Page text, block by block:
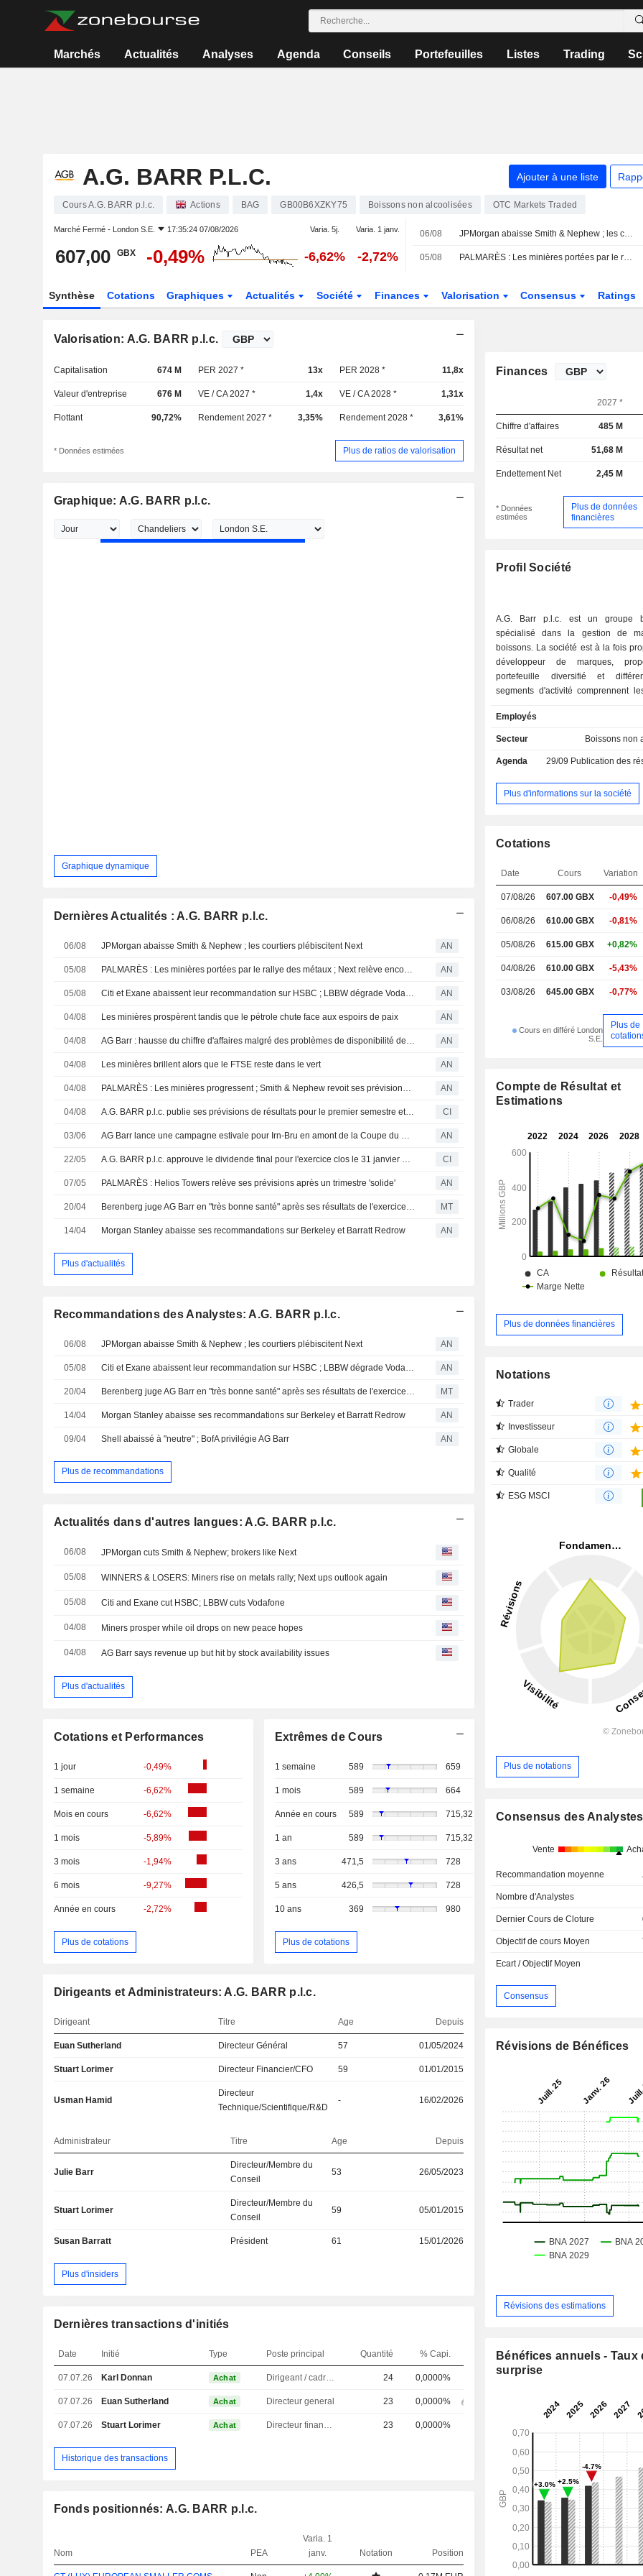
Marchés Actualités Analyses Agenda Conseils Portefeuilles Listes Trading
A.G. BARR P.L.C. Ajouter à une liste
Cours A.G. BARR p.l.c. Actions BAG GB00B6XZKY75 Boissons non alcoolisées OTC Markets Traded
Marché Fermé - London S.E. 17:35:24 07/08/2026 Varia. 5j. Varia. 1 janv.
607,00 GBX -0,49% -6,62% -2,72%
06/08 JPMorgan abaisse Smith & Nephew ; les courtiers plébiscitent Next
05/08 PALMARÈS : Les minières portées par le rallye des métaux ; Next relève encore ses prévisions
Synthèse Cotations Graphiques Actualités Société Finances Valorisation Consensus Ratings
Valorisation: A.G. BARR p.l.c.
Capitalisation 674 M PER 2027 * 13x PER 2028 * 11,8x
Valeur d'entreprise 676 M VE / CA 2027 * 1,4x VE / CA 2028 * 1,31x
Flottant 90,72% Rendement 2027 * 3,35% Rendement 2028 * 3,61%
* Données estimées Plus de ratios de valorisation
Graphique: A.G. BARR p.l.c.
Graphique dynamique
Dernières Actualités : A.G. BARR p.l.c.
06/08 JPMorgan abaisse Smith & Nephew ; les courtiers plébiscitent Next AN
05/08 PALMARÈS : Les minières portées par le rallye des métaux ; Next relève encore ses prévisions AN
05/08 Citi et Exane abaissent leur recommandation sur HSBC ; LBBW dégrade Vodafone AN
04/08 Les minières prospèrent tandis que le pétrole chute face aux espoirs de paix AN
04/08 AG Barr : hausse du chiffre d'affaires malgré des problèmes de disponibilité des stocks AN
04/08 Les minières brillent alors que le FTSE reste dans le vert AN
04/08 PALMARÈS : Les minières progressent ; Smith & Nephew revoit ses prévisions annuelles à la baisse AN
04/08 A.G. BARR p.l.c. publie ses prévisions de résultats pour le premier semestre et l'exercice 2026-2027 CI
03/06 AG Barr lance une campagne estivale pour Irn-Bru en amont de la Coupe du Monde AN
22/05 A.G. BARR p.l.c. approuve le dividende final pour l'exercice clos le 31 janvier 2026 CI
07/05 PALMARÈS : Helios Towers relève ses prévisions après un trimestre 'solide' AN
20/04 Berenberg juge AG Barr en "très bonne santé" après ses résultats de l'exercice 2026 ; recommandation d'achat réaffirmée MT
14/04 Morgan Stanley abaisse ses recommandations sur Berkeley et Barratt Redrow AN
Plus d'actualités
Recommandations des Analystes: A.G. BARR p.l.c.
06/08 JPMorgan abaisse Smith & Nephew ; les courtiers plébiscitent Next AN
05/08 AN
20/04 MT
14/04 Morgan Stanley abaisse ses recommandations sur Berkeley et Barratt Redrow AN
09/04 Shell abaissé à "neutre" ; BofA privilégie AG Barr AN
Plus de recommandations
Actualités dans d'autres langues: A.G. BARR p.l.c.
06/08 JPMorgan cuts Smith & Nephew; brokers like Next
05/08 WINNERS & LOSERS: Miners rise on metals rally; Next ups outlook again
05/08 Citi and Exane cut HSBC; LBBW cuts Vodafone
04/08 Miners prosper while oil drops on new peace hopes
04/08 AG Barr says revenue up but hit by stock availability issues
Plus d'actualités
Cotations et Performances
1 jour -0,49%
1 semaine -6,62%
Mois en cours -6,62%
1 mois -5,89%
3 mois -1,94%
6 mois -9,27%
Année en cours -2,72%
Plus de cotations
Extrêmes de Cours
1 semaine 589 659
1 mois 589 664
Année en cours 589 715,32
1 an 589 715,32
3 ans 471,5 728
5 ans 426,5 728
10 ans 369 980
Plus de cotations
Dirigeants et Administrateurs: A.G. BARR p.l.c.
Dirigeant Titre Age Depuis
Euan Sutherland Directeur Général 57 01/05/2024
Stuart Lorimer Directeur Financier/CFO 59 01/01/2015
Usman Hamid
Directeur
Technique/Scientifique/R&D
- 16/02/2026
Administrateur Titre Age Depuis
Julie Barr
Directeur/Membre du
Conseil
53 26/05/2023
Stuart Lorimer
Directeur/Membre du
Conseil
59 05/01/2015
Susan Barratt Président 61 15/01/2026
Plus d'insiders
Dernières transactions d'initiés
Date Initié Type Poste principal Quantité % Capi.
07.07.26 Karl Donnan Achat Dirigeant / cadre principal 24 0,0000%
07.07.26 Euan Sutherland Achat Directeur general 23 0,0000%
07.07.26 Stuart Lorimer Achat Directeur financier 23 0,0000%
Historique des transactions
Fonds positionnés: A.G. BARR p.l.c.
Nom PEA
Varia. 1
janv.
Notation Position
Finances
2027 *
Chiffre d'affaires 485 M
Résultat net 51,68 M
Endettement Net 2,45 M
* Données
estimées
Plus de données
financières
Profil Société
A.G. Barr p.l.c. est un groupe
spécialisé dans la gestion de
boissons. La société est à la fois
développeur de marques,
portefeuille diversifié et
segments d'activité comprennent
les autres produits. Ses
comprennent IRN-BRU, Rubicon,
également Barr Flavours, KA,
Tizer, Rio, The Turmeric Co.,
Fentimans. Le segment « Autres »
du porridge. Ses filiales
vente de solutions pour cocktails ;
Limited, spécialisée dans la
Drinks Limited, spécialisée dans la
Foods Ltd, spécialisée dans la
vente de boissons à l’avoine et de
distribution et la vente de boissons
Employés
Secteur Boissons non
Agenda 29/09 Publication des résultats
Plus d'informations sur la société
Cotations
Date Cours Variation
07/08/26 607.00 GBX -0,49%
06/08/26 610.00 GBX -0,81%
05/08/26 615.00 GBX +0,82%
04/08/26 610.00 GBX -5,43%
03/08/26 645.00 GBX -0,77%
Cours en différé London
S.E.
Plus de
Compte de Résultat et
Estimations
Plus de données financières
Notations
Trader
Investisseur
Globale
Qualité
ESG MSCI
Plus de notations
Consensus des Analystes
Vente
Recommandation moyenne
Nombre d'Analystes
Dernier Cours de Cloture
Objectif de cours Moyen
Ecart / Objectif Moyen
Consensus
Révisions de Bénéfices
Révisions des estimations
Bénéfices annuels - Taux
surprise